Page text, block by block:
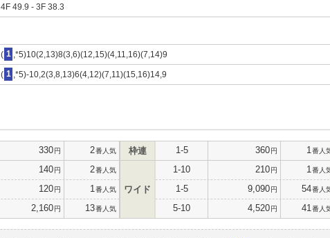
4F 49.9 - 3F 38.3
( 1 ,*5)10(2,13)8(3,6)(12,15)(4,11,16)(7,14)9
( 1 ,*5)-10,2(3,8,13)6(4,12)(7,11)(15,16)14,9
330円 2番人気
140円 2番人気
120円 1 番人気
2,160円 13番人気
枠連 1-5 360円 1 番人
ワイド
1-10 210円 1 番人
1-5 9,090円 54番人
5-10 4,520円 41 番人